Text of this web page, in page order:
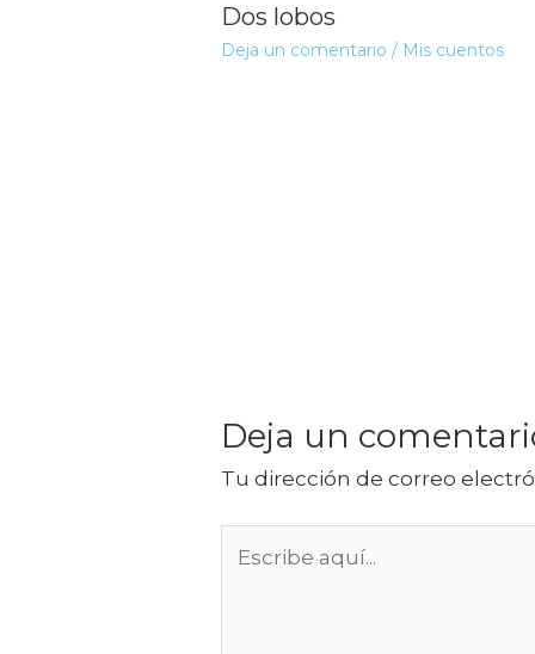
Dos lobos
Deja un comentario / Mis cuentos
Deja un
Tu dirección de correo
aquí...